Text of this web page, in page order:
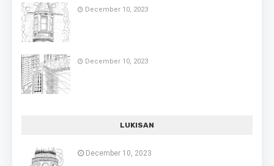
December 10, 2023
December 10, 2023
LUKISAN
December 10, 2023